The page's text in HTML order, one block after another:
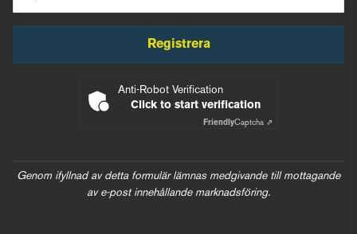
Registrera
Anti-Robot Verification
Click to start verification
FriendlyCaptcha ⇗
Genom ifyllnad av detta formulär lämnas medgivande till mottagande
av e-post innehållande marknadsföring.